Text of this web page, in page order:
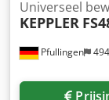
Pfullingen
Universeel
KEPPLER